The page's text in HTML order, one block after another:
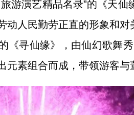
游演艺精品名录”的《天
动人民勤劳正直的形象和
《寻仙缘》，由仙幻歌舞
元素组合而成，带领游客与